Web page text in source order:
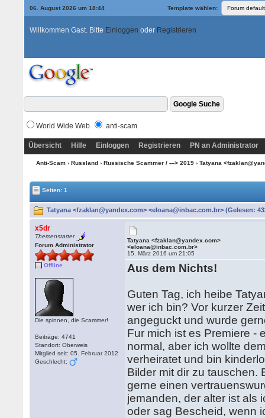
06. August 2026 um 18:44 Template wählen:
Willkommen Gast. Bitte Einloggen oder Registrieren
World Wide Web anti-scam
Übersicht Hilfe Einloggen Registrieren PN an Administrator
Anti-Scam› Russland› Russische Scammer / ---> 2019› Tatyana
Seiten: 1
Tatyana <fzaklan@yandex.com> <eloana@inbac.com.br> (Gelesen:
x5dr
Themenstarter
Forum Administrator
Offline
Die spinnen, die Scammer!
Beiträge: 4741
Standort: Oberweis
Mitglied seit: 05. Februar 2012
Geschlecht:
Tatyana <fzaklan@yandex.com>
<eloana@inbac.com.br>
15. März 2016 um 21:05
Aus dem Nichts!
Guten Tag, ich heibe
wer ich bin? Vor kurzer
angeguckt und wurde
Fur mich ist es Premiere -
normal, aber ich wollte
verheiratet und bin
Bilder mit dir zu tauschen.
gerne einen
jemanden, der alter ist als
oder sag Bescheid, wenn